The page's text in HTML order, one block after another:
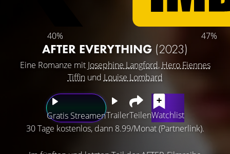
40% 47%
AFTER EVERYTHING (2023)
Eine Romanze mit Josephine Langford, Hero Fiennes
Tiffinund Louise Lombard
Gratis StreamenTrailerTeilenWatchlist
30 Tage kostenlos, dann 8.99/Monat (Partnerlink).